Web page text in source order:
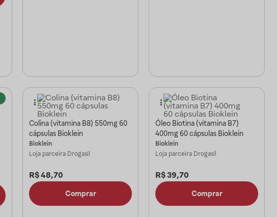
Colina (vitamina B8) 550mg 60
cápsulas Bioklein
Bioklein
Loja parceira Drogasil
R$48,70
Comprar
Óleo Biotina (vitamina B7)
400mg 60 cápsulas Bioklein
Bioklein
Loja parceira Drogasil
R$39,70
Comprar